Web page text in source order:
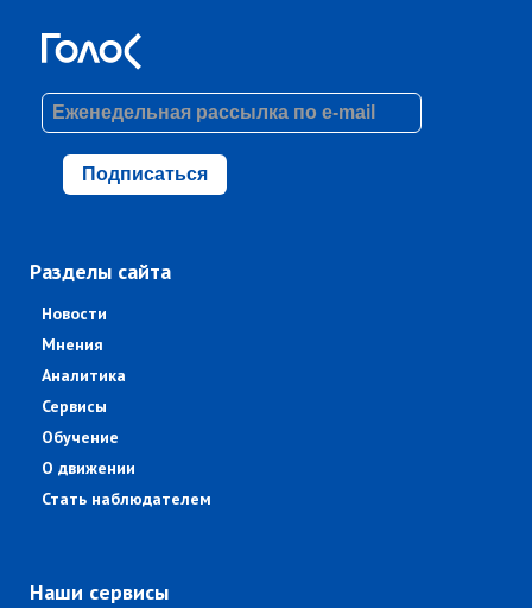
Подписаться
Разделы сайта
Новости
Мнения
Аналитика
Сервисы
Обучение
О движении
Стать наблюдателем
Наши сервисы